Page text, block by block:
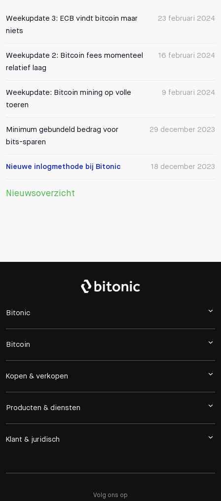
23 februari 2024
Weekupdate 3: ECB vindt bitcoin maar
niets
16 februari 2024
Weekupdate 2: Bitcoin fees momenteel
relatief laag
9 februari 2024
Weekupdate: Bitcoin mining op volle
toeren
29 december 2023
Minimum gebundeld bedrag voor
bits-sparen
18 december 2023
Nieuwe inlogmethode bij Bitonic
Nieuwsoverzicht
Bitonic
Bitcoin
Kopen & verkopen
Producten & diensten
Klant & juridisch
Volg ons op